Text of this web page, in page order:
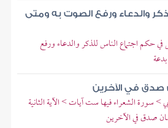
والدعاء ورفع الصوت به ومتى
حكم اجتماع الناس للذكر والدعاء ورفع
في الآخرين
> سورة الشعراء فيها ست آيات > الآية الثانية
صدق في الآخرين